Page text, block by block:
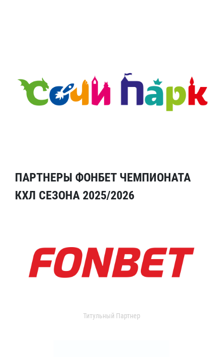
ПАРТНЕРЫ ФОНБЕТ ЧЕМПИОНАТА
КХЛ СЕЗОНА 2025/2026
Титульный Партнер